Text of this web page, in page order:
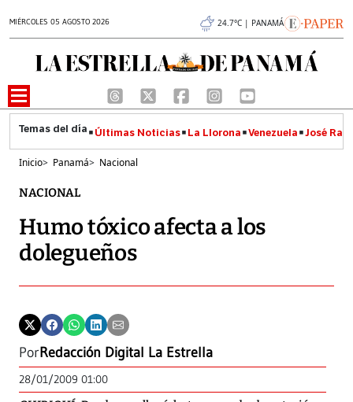
MIÉRCOLES 05 AGOSTO 2026 24.7°C | PANAMÁ
Últimas Noticias La Llorona Venezuela José
Inicio> Panamá> Nacional
NACIONAL
Humo tóxico afecta a los
dolegueños
PorRedacción Digital La Estrella
28/01/2009 01:00